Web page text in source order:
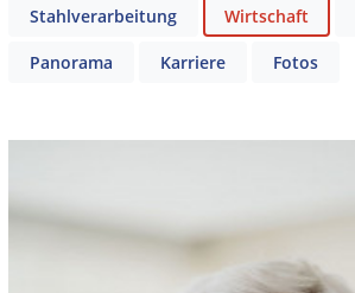
Stahlverarbeitung Wirtschaft
Panorama Karriere Fotos